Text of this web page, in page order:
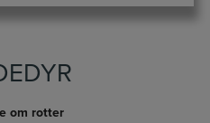
om rotter